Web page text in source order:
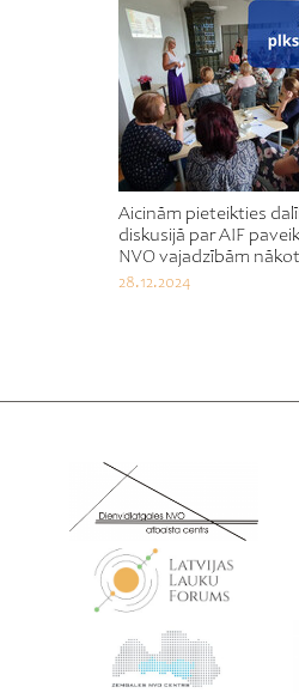
Aicinām pieteikties
diskusijā par AIF
NVO vajadzībām
28.12.2024